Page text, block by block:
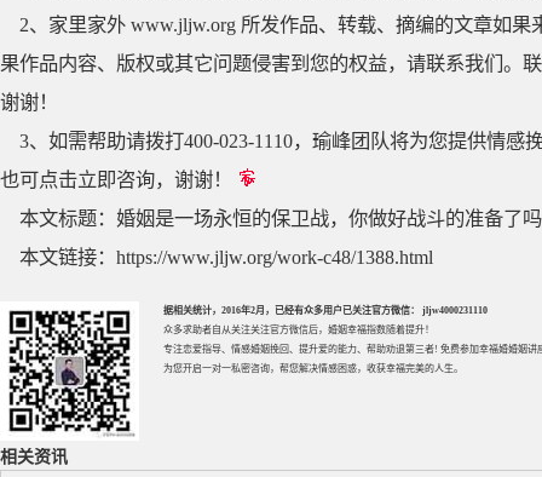
2、家里家外 www.jljw.org 所发作品、转载、摘编的文章如
果作品内容、版权或其它问题侵害到您的权益，请联系我们。
谢谢！
3、如需帮助请拨打400-023-1110，瑜峰团队将为您提供情
也可点击立即咨询，谢谢！
本文标题： 婚姻是一场永恒的保卫战，你做好战斗的准备了
本文链接： https://www.jljw.org/work-c48/1388.html
据相关统计，2016年2月，已经有众多用户已关注官方微信： jljw4000231110
众多求助者自从关注关注官方微信后，婚姻幸福指数随着提升！
专注恋爱指导、 情感婚姻挽回 、提升爱的能力、帮助劝退第三者! 免费参加幸福婚婚姻讲
为您开启一对一私密咨询，帮您解决情感困惑，收获幸福完美的人生。
相关资讯